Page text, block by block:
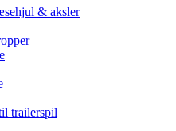
& aksler
trailerspil